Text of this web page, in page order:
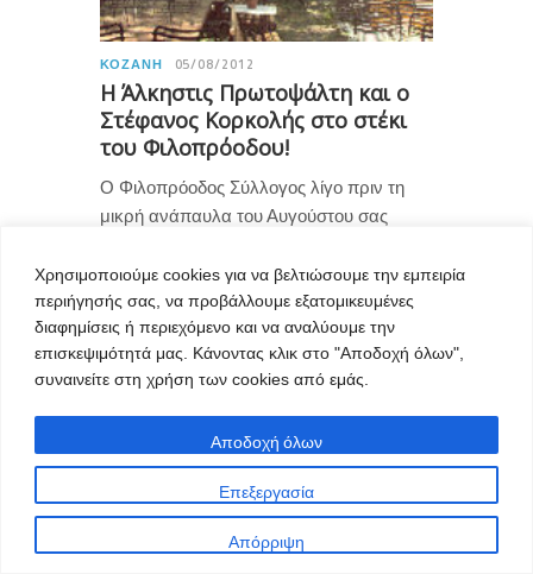
Χρησιμοποιούμε cookies για να βελτιώσουμε την εμπειρία
περιήγησής σας, να προβάλλουμε εξατομικευμένες
διαφημίσεις ή περιεχόμενο και να αναλύουμε την
επισκεψιμότητά μας. Κάνοντας κλικ στο "Αποδοχή όλων",
συναινείτε στη χρήση των cookies από εμάς.
Επεξεργασία
Απόρριψη
Αποδοχή όλων
ΚΟΖΆΝΗ 05/08/2012
Η Άλκηστις Πρωτοψάλτη και ο
Στέφανος Κορκολής στο στέκι
του Φιλοπρόοδου!
Ο Φιλοπρόοδος Σύλλογος λίγο πριν τη
μικρή ανάπαυλα του Αυγούστου σας
μια ακόμη κορυφαία μουσική παράσταση
με τίτλο: «Ένα πιάνο, μια φωνή». Η
απαράμιλλη Άλκηστις Πρωτοψάλτη και ο
σπουδαίος Στέφανος Κορκολής σε ένα
μοναδικό ρεσιτάλ πιάνου – φωνής, όπου
τα παλιά εμπλέκονται μελωδικά με…
0